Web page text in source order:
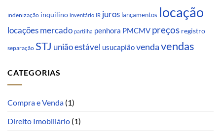
indenização inquilino inventário IR juros lançamentos locação
locações mercado partilha penhora PMCMV preços registro
separação STJ união estável usucapiãovendavendas
CATEGORIAS
Compra e Venda (1)
Direito Imobiliário (1)